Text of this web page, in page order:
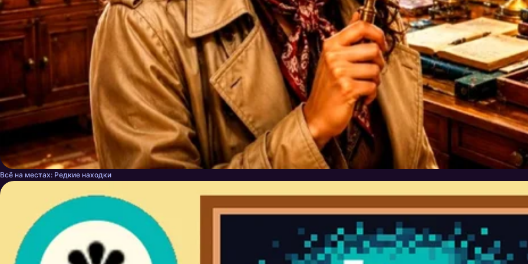
Всё на местах: Редкие находки